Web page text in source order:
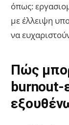
όπως:
με έλλειψη
να
Πώς
burnout-